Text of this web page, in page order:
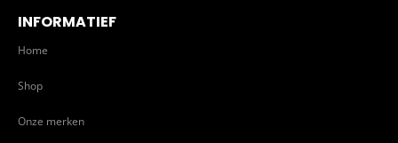
INFORMATIEF
Home
Shop
Onze merken